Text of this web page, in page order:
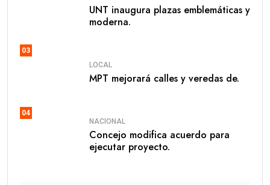
UNT inaugura plazas emblemáticas y
moderna.
03
LOCAL
MPT mejorará calles y veredas de.
04
NACIONAL
Concejo modifica acuerdo para
ejecutar proyecto.